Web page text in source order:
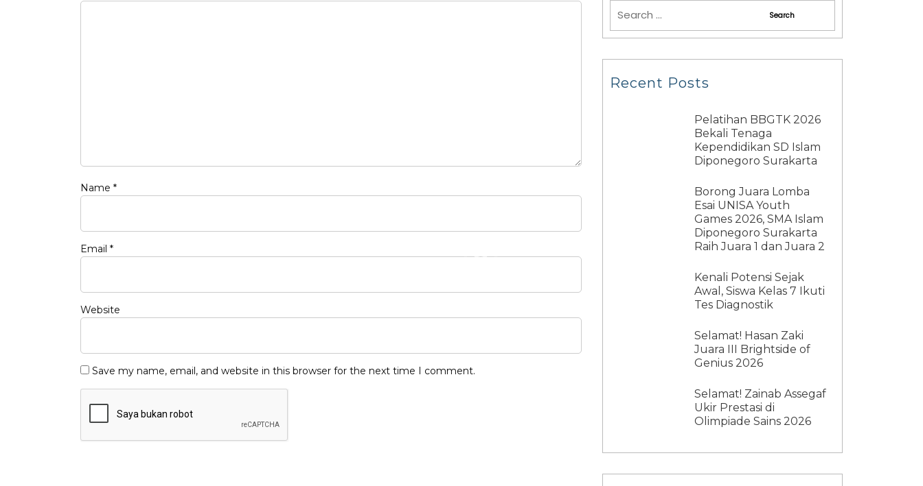
Name *
Email *
Website
Save my name, email, and website in this browser for the next time I comment.
Recent Posts
Pelatihan BBGTK 2026
Bekali Tenaga
Kependidikan SD Islam
Diponegoro Surakarta
Borong Juara Lomba
Esai UNISA Youth
Games 2026, SMA Islam
Diponegoro Surakarta
Raih Juara 1 dan Juara 2
Kenali Potensi Sejak
Awal, Siswa Kelas 7 Ikuti
Tes Diagnostik
Selamat! Hasan Zaki
Juara III Brightside of
Genius 2026
Selamat! Zainab Assegaf
Ukir Prestasi di
Olimpiade Sains 2026